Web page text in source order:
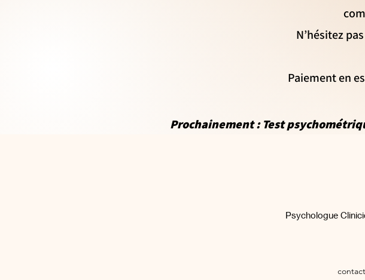
N’hésitez
Paiement en
Prochainement : Test psycho
Psychologue